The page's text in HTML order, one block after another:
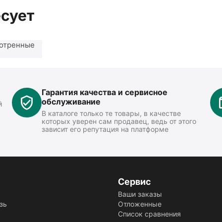
Гарантия качества и сервисное
обслуживание
В каталоге только те товары, в качестве
которых уверен сам продавец, ведь от этого
зависит его репутация на платформе
Сервис
Ваши заказы
Отложенные
Список сравнения